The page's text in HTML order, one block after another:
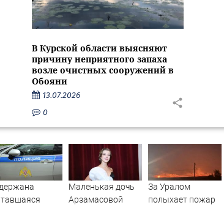
В Курской области выясняют
причину неприятного запаха
возле очистных сооружений в
Обояни
13.07.2026
0
Маленькая дочь
Арзамасовой
За Уралом
полыхает пожар